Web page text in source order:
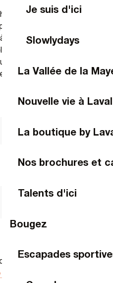
Je suis d'ici
Slowlydays
La Vallée de la
Nouvelle vie à Laval
La boutique by
Nos brochures et
Talents d'ici
Bougez
Escapades
à offrir une
en accordant
qualité des ingrédients
Pour vos réceptions
engageons à offrir à
dans un cadre...
53000 Laval